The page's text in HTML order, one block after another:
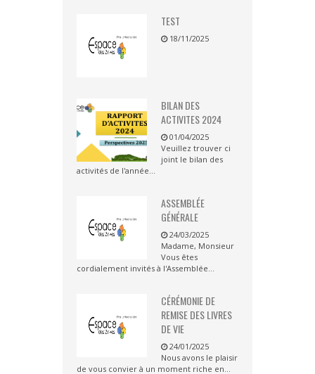
TEST
18/11/2025
BILAN DES
ACTIVITES 2024
01/04/2025
Veuillez trouver ci
joint le bilan des
activités de l'année...
ASSEMBLÉE
GÉNÉRALE
24/03/2025
Madame, Monsieur
Vous êtes
cordialement invités à l'Assemblée...
CÉRÉMONIE DE
REMISE DES LIVRES
DE VIE
24/01/2025
Nous avons le plaisir
de vous convier à un moment riche en...